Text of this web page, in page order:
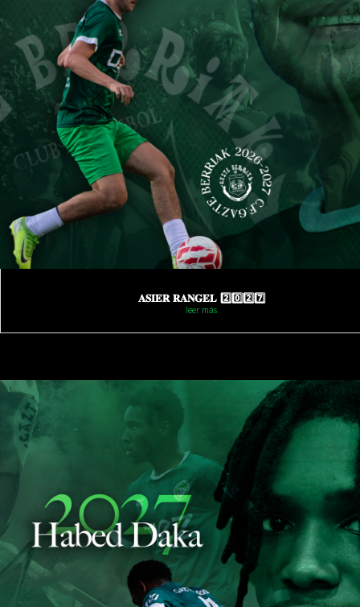
𝐀𝐒𝐈𝐄𝐑 𝐑𝐀𝐍𝐆𝐄𝐋 2️⃣0️⃣2️⃣7️⃣
leer más